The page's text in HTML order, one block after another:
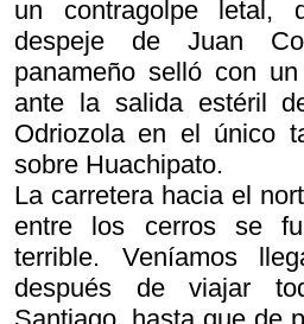
un contragolpe letal,
despeje de Juan
panameño selló con
ante la salida estéril
Odriozola en el único
sobre Huachipato.
La carretera hacia el
entre los cerros se
terrible. Veníamos
después de viajar